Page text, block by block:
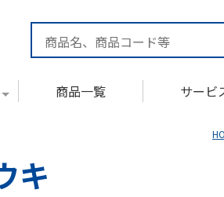
商品一覧 サービ
キ